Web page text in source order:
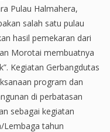
Pulau Halmahera,
salah satu pulau
hasil pemekaran dari
Morotai membuatnya
Kegiatan Gerbangdutas
program dan
di perbatasan
sebagai kegiatan
Lembaga tahun